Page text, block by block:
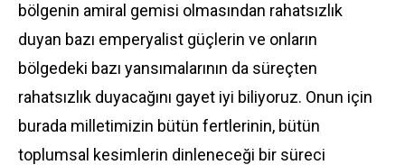
bölgenin amiral gemisi olmasından rahatsızlık
duyan bazı emperyalist güçlerin ve onların
bölgedeki bazı yansımalarının da süreçten
rahatsızlık duyacağını gayet iyi biliyoruz. Onun için
burada milletimizin bütün fertlerinin, bütün
toplumsal kesimlerin dinleneceği bir süreci